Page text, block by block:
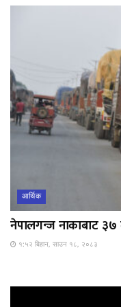
आर्थिक
नेपालगन्ज नाकाबाट ३७
१:५२ बिहान, साउन १८, २०८३